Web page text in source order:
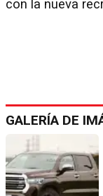
con la nueva
GALERÍA DE